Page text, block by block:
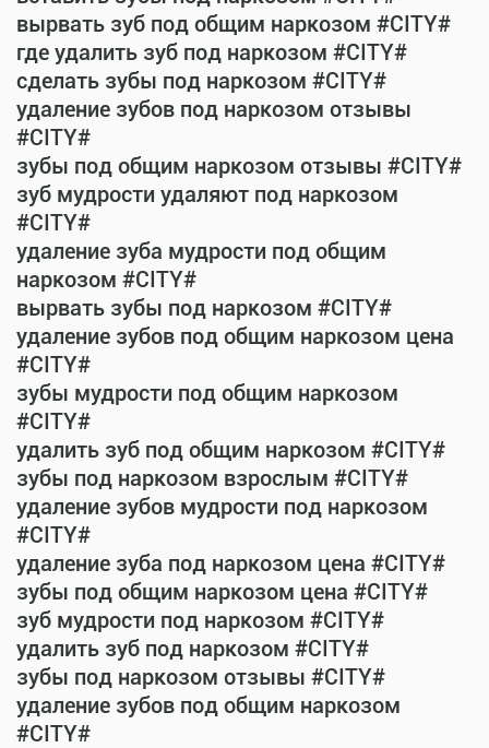
вырвать зуб под общим наркозом #CITY#
где удалить зуб под наркозом #CITY#
сделать зубы под наркозом #CITY#
удаление зубов под наркозом отзывы
#CITY#
зубы под общим наркозом отзывы #CITY#
зуб мудрости удаляют под наркозом
#CITY#
удаление зуба мудрости под общим
наркозом #CITY#
вырвать зубы под наркозом #CITY#
удаление зубов под общим наркозом цена
#CITY#
зубы мудрости под общим наркозом
#CITY#
удалить зуб под общим наркозом #CITY#
зубы под наркозом взрослым #CITY#
удаление зубов мудрости под наркозом
#CITY#
удаление зуба под наркозом цена #CITY#
зубы под общим наркозом цена #CITY#
зуб мудрости под наркозом #CITY#
удалить зуб под наркозом #CITY#
зубы под наркозом отзывы #CITY#
удаление зубов под общим наркозом
#CITY#